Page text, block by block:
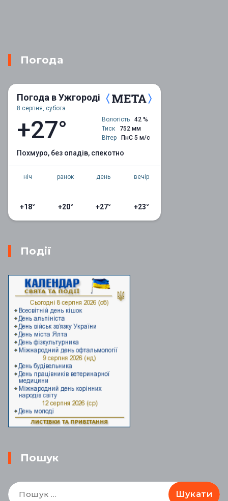
Погода
Погода в Ужгороді
8 серпня, субота
+27° Вологість
42 %
Тиск
752 мм
Вітер
ПнС 5 м/с
похмуро, без опадів, спекотно
ніч
+18°
ранок
+20°
день
+27°
вечір
+23°
Події
Пошук
Пошук: